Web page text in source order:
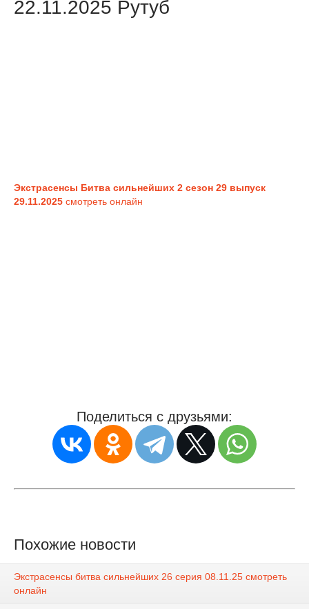
22.11.2025 Рутуб
Экстрасенсы Битва сильнейших 2 сезон 29 выпуск
29.11.2025 смотреть онлайн
Поделиться с друзьями:
Похожие новости
Экстрасенсы битва сильнейших 26 серия 08.11.25 смотреть
онлайн